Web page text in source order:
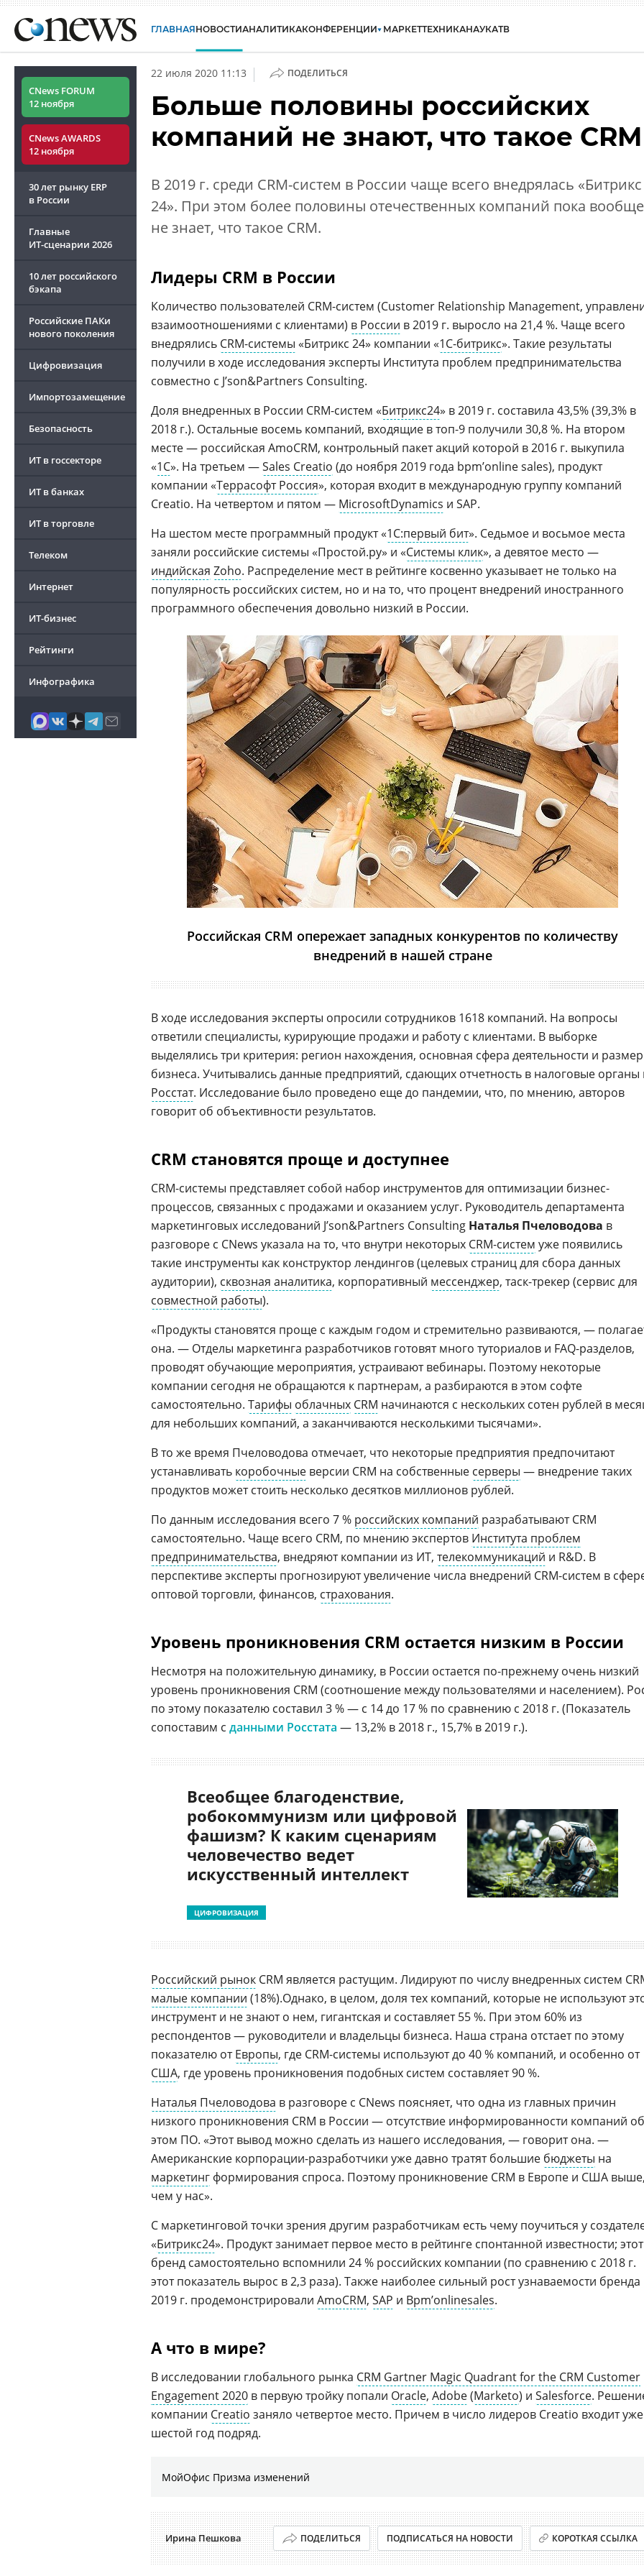
ГЛАВНАЯНОВОСТИАНАЛИТИКАКОНФЕРЕНЦИИ МАРКЕТТЕХНИКАНАУКАТВ
CNews FORUM
12 ноября
CNews AWARDS
12 ноября
30 лет рынку ERP
в России
Главные
ИТ-сценарии 2026
10 лет российского
бэкапа
Российские ПАКи
нового поколения
Цифровизация
Импортозамещение
Безопасность
ИТ в госсекторе
ИТ в банках
ИТ в торговле
Телеком
Интернет
ИТ-бизнес
Рейтинги
Инфографика
22 июля 2020 11:13 | ПОДЕЛИТЬСЯ
Больше половины российских
компаний не знают, что такое CRM
В 2019 г. среди CRM-систем в России чаще всего внедрялась «Битрикс
24». При этом более половины отечественных компаний пока вообще
не знает, что такое CRM.
Лидеры CRM в России
Количество пользователей CRM-систем (Customer Relationship Management,
взаимоотношениями с клиентами) в России в 2019 г. выросло на 21,4 %. Чаще всего
внедрялись CRM-системы «Битрикс 24» компании «1С-битрикс». Такие результаты
получили в ходе исследования эксперты Института проблем предпринимательства
совместно с J’son&Partners Consulting.
Доля внедренных в России CRM-систем «Битрикс24» в 2019 г. составила 43,5% (39,3% в
2018 г.). Остальные восемь компаний, входящие в топ-9 получили 30,8 %. На втором
месте — российская AmoCRM, контрольный пакет акций которой в 2016 г. выкупила
«1С». На третьем —Sales Creatio (до ноября 2019 года bpm’online sales), продукт
компании «Террасофт Россия», которая входит в международную группу компаний
Creatio. На четвертом и пятом — MicrosoftDynamics и SAP.
На шестом месте программный продукт «1С:первый бит». Седьмое и восьмое места
заняли российские системы «Простой.ру» и «Системы клик», а девятое место —
индийская Zoho. Распределение мест в рейтинге косвенно указывает не только на
популярность российских систем, но и на то, что процент внедрений иностранного
программного обеспечения довольно низкий в России.
Российская CRM опережает западных конкурентов по количеству
внедрений в нашей стране
В ходе исследования эксперты опросили сотрудников 1618 компаний. На вопросы
ответили специалисты, курирующие продажи и работу с клиентами. В выборке
выделялись три критерия: регион нахождения, основная сфера деятельности и размер
бизнеса. Учитывались данные предприятий, сдающих отчетность в налоговые органы
Росстат. Исследование было проведено еще до пандемии, что, по мнению, авторов
говорит об объективности результатов.
CRM становятся проще и доступнее
CRM-системы представляет собой набор инструментов для оптимизации бизнес-
процессов, связанных с продажами и оказанием услуг. Руководитель департамента
маркетинговых исследований J’son&Partners Consulting Наталья Пчеловодова в
разговоре с CNews указала на то, что внутри некоторых CRM-систем уже появились
такие инструменты как конструктор лендингов (целевых страниц для сбора данных
аудитории), сквозная аналитика, корпоративный мессенджер, таск-трекер (сервис для
совместной работы).
«Продукты становятся проще с каждым годом и стремительно развиваются, —
она. — Отделы маркетинга разработчиков готовят много туториалов и FAQ-разделов,
проводят обучающие мероприятия, устраивают вебинары. Поэтому некоторые
компании сегодня не обращаются к партнерам, а разбираются в этом софте
самостоятельно. Тарифы облачных CRM начинаются с нескольких сотен рублей в
для небольших компаний, а заканчиваются несколькими тысячами».
В то же время Пчеловодова отмечает, что некоторые предприятия предпочитают
устанавливать коробочные версии CRM на собственные серверы — внедрение таких
продуктов может стоить несколько десятков миллионов рублей.
По данным исследования всего 7 % российских компаний разрабатывают CRM
самостоятельно. Чаще всего CRM, по мнению экспертов Института проблем
предпринимательства, внедряют компании из ИТ, телекоммуникаций и R&D. В
перспективе эксперты прогнозируют увеличение числа внедрений CRM-систем в
оптовой торговли, финансов, страхования.
Уровень проникновения CRM остается низким в России
Несмотря на положительную динамику, в России остается по-прежнему очень низкий
уровень проникновения CRM (соотношение между пользователями и населением).
по этому показателю составил 3 % — с 14 до 17 % по сравнению с 2018 г. (Показатель
сопоставим с данными Росстата — 13,2% в 2018 г., 15,7% в 2019 г.).
Всеобщее благоденствие,
робокоммунизм или цифровой
фашизм? К каким сценариям
человечество ведет
искусственный интеллект
ЦИФРОВИЗАЦИЯ
Российский рынок CRM является растущим. Лидируют по числу внедренных систем
малые компании (18%).Однако, в целом, доля тех компаний, которые не используют
инструмент и не знают о нем, гигантская и составляет 55 %. При этом 60% из
респондентов — руководители и владельцы бизнеса. Наша страна отстает по этому
показателю отЕвропы, где CRM-системы используют до 40 % компаний, и особенно от
США, где уровень проникновения подобных систем составляет 90 %.
Наталья Пчеловодова в разговоре с CNews поясняет, что одна из главных причин
низкого проникновения CRM в России — отсутствие информированности компаний об
этом ПО. «Этот вывод можно сделать из нашего исследования, — говорит она. —
Американские корпорации-разработчики уже давно тратят большие бюджеты на
маркетинг формирования спроса. Поэтому проникновение CRM в Европе и США
чем у нас».
С маркетинговой точки зрения другим разработчикам есть чему поучиться у
«Битрикс24». Продукт занимает первое место в рейтинге спонтанной известности; этот
бренд самостоятельно вспомнили 24 % российских компании (по сравнению с 2018 г.
этот показатель вырос в 2,3 раза). Также наиболее сильный рост узнаваемости бренда
2019 г. продемонстрировали AmoCRM, SAP и Bpm’onlinesales.
А что в мире?
В исследовании глобального рынка CRM Gartner Magic Quadrant for the CRM Customer
Engagement 2020 в первую тройку попали Oracle, Adobe(Marketo) и Salesforce.
компании Creatio заняло четвертое место. Причем в число лидеров Creatio входит уже
шестой год подряд.
МойОфис Призма изменений
Ирина Пешкова ПОДЕЛИТЬСЯ ПОДПИСАТЬСЯ НА НОВОСТИ КОРОТКАЯ ССЫЛКА